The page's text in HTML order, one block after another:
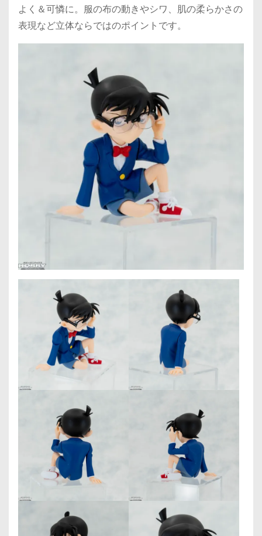
よく＆可憐に。服の布の動きやシワ、肌の柔らかさの
表現など立体ならではのポイントです。